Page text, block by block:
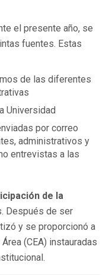
el presente año, se
fuentes. Estas
de las diferentes
Universidad
por correo
administrativos y
entrevistas a las
de la
Después de ser
y se proporcionó a
(CEA) instauradas